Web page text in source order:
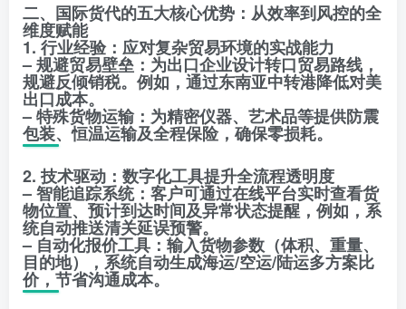
二、国际货代的五大核心优势：从效率到风控的全
维度赋能
1. 行业经验：应对复杂贸易环境的实战能力
– 规避贸易壁垒：为出口企业设计转口贸易路线，
规避反倾销税。例如，通过东南亚中转港降低对美
出口成本。
– 特殊货物运输：为精密仪器、艺术品等提供防震
包装、恒温运输及全程保险，确保零损耗。
2. 技术驱动：数字化工具提升全流程透明度
– 智能追踪系统：客户可通过在线平台实时查看货
物位置、预计到达时间及异常状态提醒，例如，系
统自动推送清关延误预警。
– 自动化报价工具：输入货物参数（体积、重量、
目的地），系统自动生成海运/空运/陆运多方案比
价，节省沟通成本。